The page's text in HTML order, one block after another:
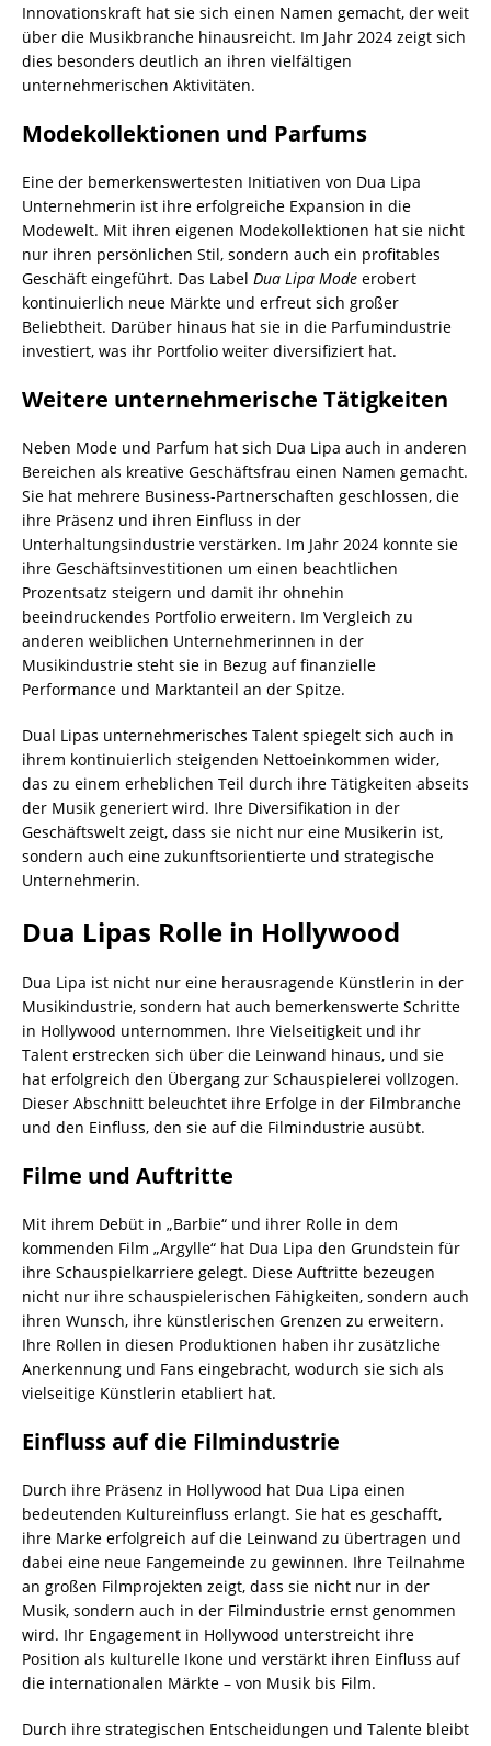
Innovationskraft hat sie sich einen Namen gemacht, der weit
über die Musikbranche hinausreicht. Im Jahr 2024 zeigt sich
dies besonders deutlich an ihren vielfältigen
unternehmerischen Aktivitäten.
Modekollektionen und Parfums
Eine der bemerkenswertesten Initiativen von Dua Lipa
Unternehmerin ist ihre erfolgreiche Expansion in die
Modewelt. Mit ihren eigenen Modekollektionen hat sie nicht
nur ihren persönlichen Stil, sondern auch ein profitables
Geschäft eingeführt. Das Label Dua Lipa Mode erobert
kontinuierlich neue Märkte und erfreut sich großer
Beliebtheit. Darüber hinaus hat sie in die Parfumindustrie
investiert, was ihr Portfolio weiter diversifiziert hat.
Weitere unternehmerische Tätigkeiten
Neben Mode und Parfum hat sich Dua Lipa auch in anderen
Bereichen als kreative Geschäftsfrau einen Namen gemacht.
Sie hat mehrere Business-Partnerschaften geschlossen, die
ihre Präsenz und ihren Einfluss in der
Unterhaltungsindustrie verstärken. Im Jahr 2024 konnte sie
ihre Geschäftsinvestitionen um einen beachtlichen
Prozentsatz steigern und damit ihr ohnehin
beeindruckendes Portfolio erweitern. Im Vergleich zu
anderen weiblichen Unternehmerinnen in der
Musikindustrie steht sie in Bezug auf finanzielle
Performance und Marktanteil an der Spitze.
Dual Lipas unternehmerisches Talent spiegelt sich auch in
ihrem kontinuierlich steigenden Nettoeinkommen wider,
das zu einem erheblichen Teil durch ihre Tätigkeiten abseits
der Musik generiert wird. Ihre Diversifikation in der
Geschäftswelt zeigt, dass sie nicht nur eine Musikerin ist,
sondern auch eine zukunftsorientierte und strategische
Unternehmerin.
Dua Lipas Rolle in Hollywood
Dua Lipa ist nicht nur eine herausragende Künstlerin in der
Musikindustrie, sondern hat auch bemerkenswerte Schritte
in Hollywood unternommen. Ihre Vielseitigkeit und ihr
Talent erstrecken sich über die Leinwand hinaus, und sie
hat erfolgreich den Übergang zur Schauspielerei vollzogen.
Dieser Abschnitt beleuchtet ihre Erfolge in der Filmbranche
und den Einfluss, den sie auf die Filmindustrie ausübt.
Filme und Auftritte
Mit ihrem Debüt in „Barbie“ und ihrer Rolle in dem
kommenden Film „Argylle“ hat Dua Lipa den Grundstein für
ihre Schauspielkarriere gelegt. Diese Auftritte bezeugen
nicht nur ihre schauspielerischen Fähigkeiten, sondern auch
ihren Wunsch, ihre künstlerischen Grenzen zu erweitern.
Ihre Rollen in diesen Produktionen haben ihr zusätzliche
Anerkennung und Fans eingebracht, wodurch sie sich als
vielseitige Künstlerin etabliert hat.
Einfluss auf die Filmindustrie
Durch ihre Präsenz in Hollywood hat Dua Lipa einen
bedeutenden Kultureinfluss erlangt. Sie hat es geschafft,
ihre Marke erfolgreich auf die Leinwand zu übertragen und
dabei eine neue Fangemeinde zu gewinnen. Ihre Teilnahme
an großen Filmprojekten zeigt, dass sie nicht nur in der
Musik, sondern auch in der Filmindustrie ernst genommen
wird. Ihr Engagement in Hollywood unterstreicht ihre
Position als kulturelle Ikone und verstärkt ihren Einfluss auf
die internationalen Märkte – von Musik bis Film.
Durch ihre strategischen Entscheidungen und Talente bleibt